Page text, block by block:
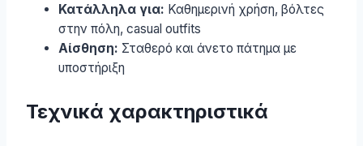
Κατάλληλα για: Καθημερινή χρήση, βόλτες
στην πόλη, casual outfits
Αίσθηση: Σταθερό και άνετο πάτημα με
υποστήριξη
Τεχνικά χαρακτηριστικά